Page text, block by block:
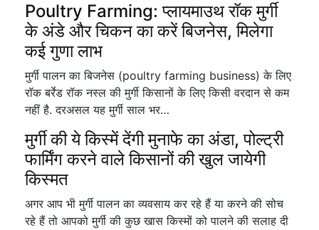
Poultry Farming: प्लायमाउथ रॉक मुर्गी
के अंडे और चिकन का करें बिजनेस, मिलेगा
कई गुणा लाभ
मुर्गी पालन का बिजनेस (poultry farming business) के लिए
रॉक बर्रेड रॉक नस्ल की मुर्गी किसानों के लिए किसी वरदान से कम
नहीं है. दरअसल यह मुर्गी साल भर…
मुर्गी की ये किस्में देंगी मुनाफे का अंडा, पोल्ट्री
फार्मिंग करने वाले किसानों की खुल जायेगी
किस्मत
अगर आप भी मुर्गी पालन का व्यवसाय कर रहे हैं या करने की सोच
रहे हैं तो आपको मुर्गी की कुछ खास किस्मों को पालने की सलाह दी